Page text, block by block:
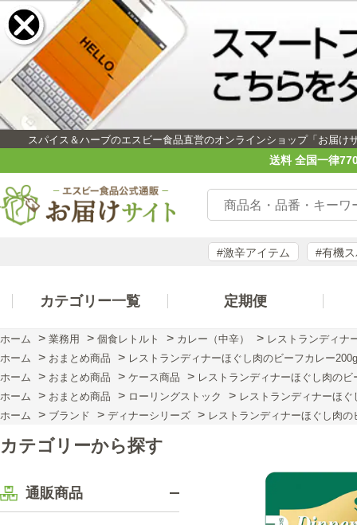
スパイス＆ハーブのエスビー食品直営のオンラインショップ「お届け
送料 全国一律
#激辛アイテム #有機
カテゴリー一覧 定期便
ホーム > 業務用 > 個食レトルト > カレー（中辛） > レストランディナ
ホーム
> おまとめ商品 > レストランディナーほぐし肉のビーフカレー
ホーム
> おまとめ商品 > ケース商品 > レストランディナーほぐし肉の
ホーム
> おまとめ商品 > ローリングストック > レストランディナーほ
ホーム
> ブランド > ディナーシリーズ > レストランディナーほぐし肉
カテゴリーから探す
通販商品